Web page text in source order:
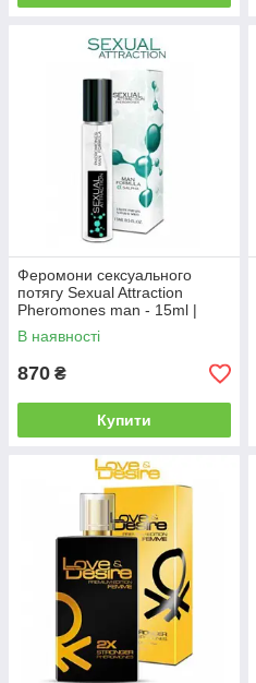
Феромони сексуального
потягу Sexual Attraction
Pheromones man - 15ml |
Knopka
В наявності
870 ₴
Купити